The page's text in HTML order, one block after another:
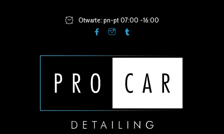
Otwarte: pn-pt 07:00 -16:00